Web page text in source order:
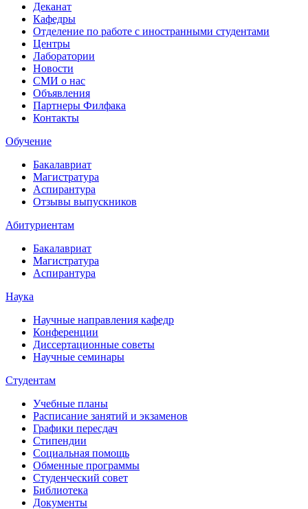
Деканат
Кафедры
Отделение по работе с иностранными студентами
Центры
Лаборатории
Новости
СМИ о нас
Объявления
Партнеры Филфака
Контакты
Обучение
Бакалавриат
Магистратура
Аспирантура
Отзывы выпускников
Абитуриентам
Бакалавриат
Магистратура
Аспирантура
Наука
Научные направления кафедр
Конференции
Диссертационные советы
Научные семинары
Студентам
Учебные планы
Расписание занятий и экзаменов
Графики пересдач
Стипендии
Социальная помощь
Обменные программы
Студенческий совет
Библиотека
Документы